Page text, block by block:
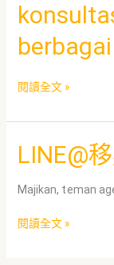
pusat
layanan
konsultasi
di
閱讀全文 »
LINE@
Majikan, teman
LINE@
移
通
閱讀全文 »